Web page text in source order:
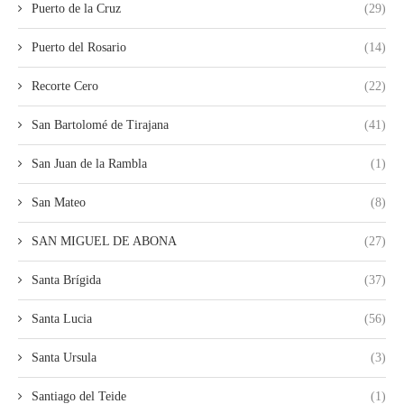
Puerto de la Cruz (29)
Puerto del Rosario (14)
Recorte Cero (22)
San Bartolomé de Tirajana (41)
San Juan de la Rambla (1)
San Mateo (8)
SAN MIGUEL DE ABONA (27)
Santa Brígida (37)
Santa Lucia (56)
Santa Ursula (3)
Santiago del Teide (1)